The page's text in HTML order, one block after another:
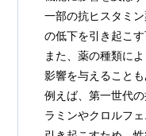
一部の抗ヒスタミ
の低下を引き起こ
また、薬の種類に
影響を与えることも
例えば、第一世代
ラミンやクロルフ